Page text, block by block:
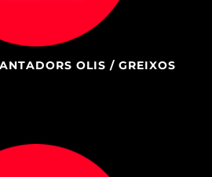
OLIS / GREIXOS